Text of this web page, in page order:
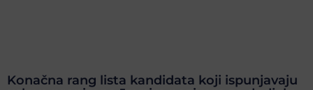
Konačna rang lista kandidata koji ispunjavaju